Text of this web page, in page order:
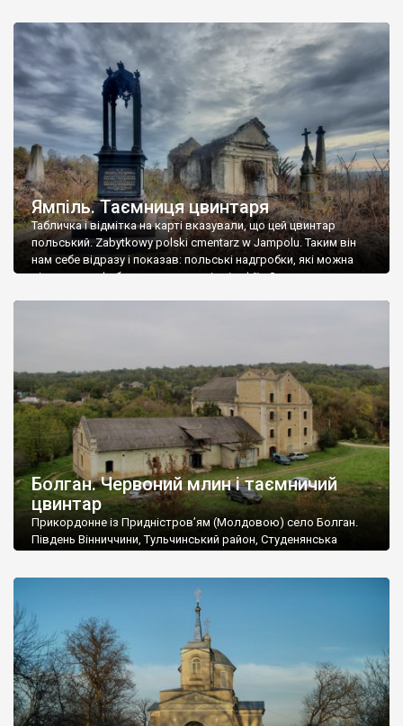
Ямпіль. Таємниця цвинтаря
Табличка і відмітка на карті вказували, що цей цвинтар
польський. Zabytkowy polski cmentarz w Jampolu. Таким він
нам себе відразу і показав: польські надгробки, які можна
віднести до фабричних, польські епітафії… Загалом цвинтар
Болган. Червоний млин і таємничий
цвинтар
Прикордонне із Придністров’ям (Молдовою) село Болган.
Південь Вінниччини, Тульчинський район, Студенянська
старовинний цвинтар із кам’яними хрестами. Всі епітафії, які
збереглися, написані кирилицею, церковнослов’янською
мовою. За всіма традиційними ознаками – цвинтар
український. Хрести датуються 19 століттям. У 1924-1940
роках Болган […]